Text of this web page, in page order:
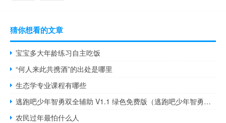
猜你想看的文章
宝宝多大年龄练习自主吃饭
“何人来此共携酒”的出处是哪里
生态学专业课程有哪些
逃跑吧少年智勇双全辅助 V1.1 绿色免费版（逃跑吧少年智勇双全辅助 V1.1 绿色免费版功能简介）
农民过年最怕什么人